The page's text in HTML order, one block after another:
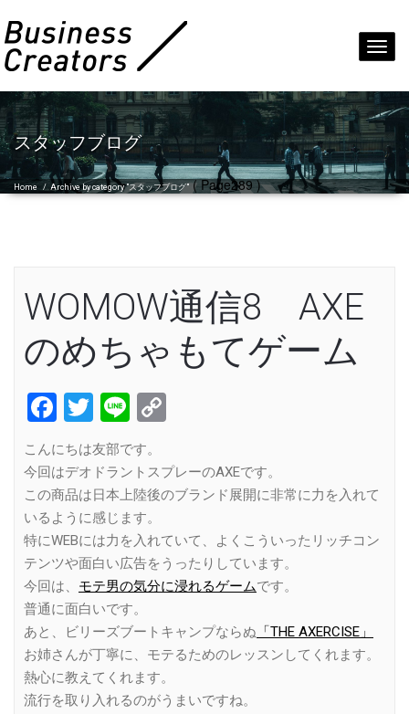
スタッフブログ
Home /Archive by category "スタッフブログ"( Page289 )
WOMOW通信8 AXE
のめちゃもてゲーム
Facebook
Twitter
Line
こんにちは友部です。
今回はデオドラントスプレーのAXEです。
この商品は日本上陸後のブランド展開に非常に力を入れて
いるように感じます。
特にWEBには力を入れていて、よくこういったリッチコン
テンツや面白い広告をうったりしています。
今回は、 モテ男の気分に浸れるゲームです。
普通に面白いです。
あと、ビリーズブートキャンプならぬ 「THE AXERCISE」
お姉さんが丁寧に、モテるためのレッスンしてくれます。
熱心に教えてくれます。
流行を取り入れるのがうまいですね。